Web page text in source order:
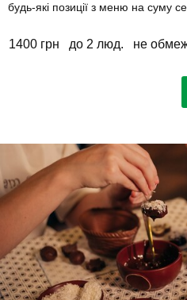
будь-які позиції з меню на суму
1400 грн до 2 люд. не